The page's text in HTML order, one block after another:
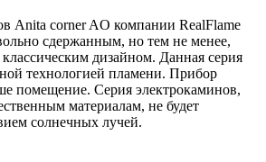
Anita corner AO компании RealFlame
сдержанным, но тем не менее,
дизайном. Данная серия
технологией пламени. Прибор
помещение. Серия электрокаминов,
материалам, не будет
солнечных лучей.